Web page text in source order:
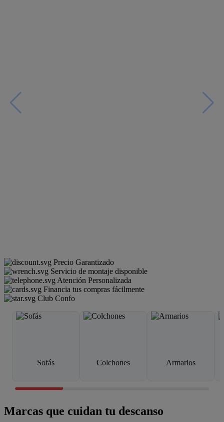
Precio Garantizado
Servicio de montaje disponible
Atención Personalizada
Financia tus compras fácilmente
Club Confo
Sofás Colchones Armarios
Marcas que cuidan tu descanso